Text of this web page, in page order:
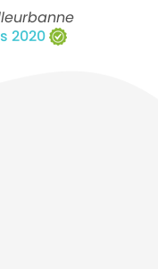
2020